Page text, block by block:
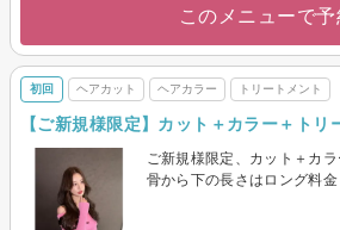
このメニューで予
初回 ヘアカット ヘアカラー トリートメント
【ご新規様限定】カット＋カラー＋トリ
ご新規様限定、カット＋カ
骨から下の長さはロング料